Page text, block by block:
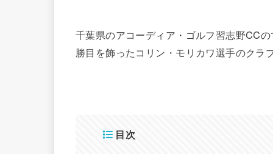
千葉県のアコーディア・ゴルフ習志野CC
勝目を飾ったコリン・モリカワ選手のクラ
目次